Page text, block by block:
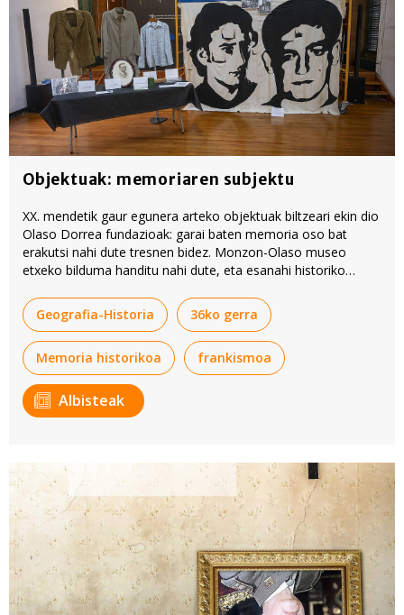
Objektuak: memoriaren subjektu
XX. mendetik gaur egunera arteko objektuak biltzeari ekin dio
Olaso Dorrea fundazioak: garai baten memoria oso bat
erakutsi nahi dute tresnen bidez. Monzon-Olaso museo
etxeko bilduma handitu nahi dute, eta esanahi historiko
eskuratu dituzte.
Geografia-Historia 36ko gerra
Memoria historikoa frankismoa
Albisteak